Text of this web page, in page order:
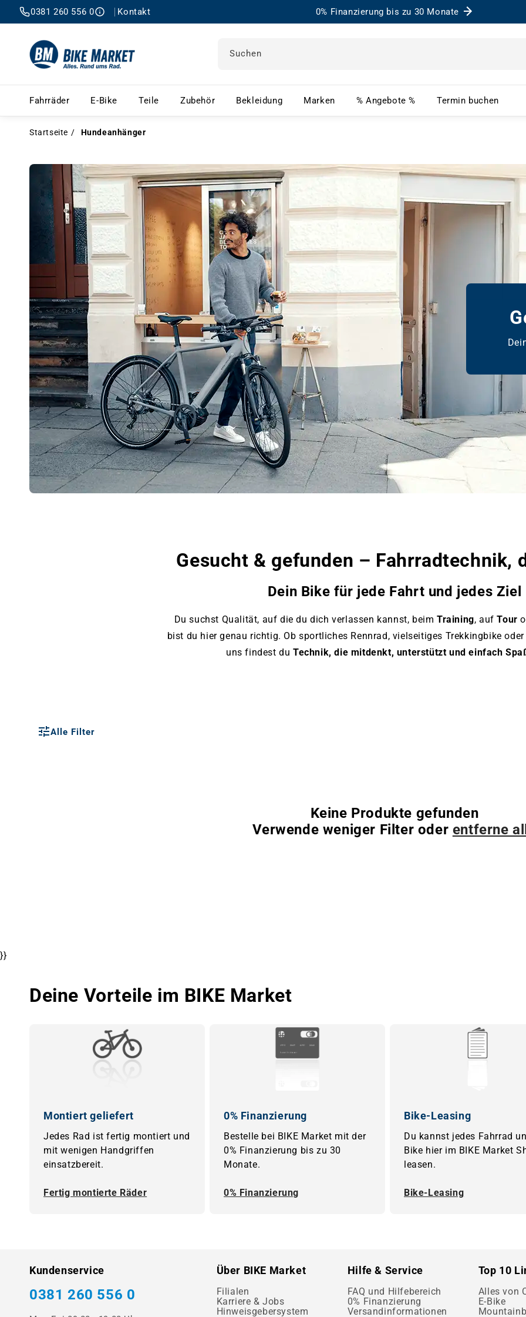
0381 260 556 0 Kontakt 0% Finanzierung bis zu 30 Monate
Suchen
Fahrräder Fahrräder – Menü öffnen
E-Bike E-Bike – Menü öffnen
Teile Teile – Menü öffnen
Zubehör Zubehör – Menü öffnen
Bekleidung Bekleidung – Menü öffnen
Marken Marken – Menü öffnen
% Angebote % % Angebote % – Menü
Termin buchen
Startseite Hundeanhänger
Gesucht & gefunden – Fahrradtechnik,
Dein Bike für jede Fahrt und jedes Ziel
Du suchst Qualität, auf die du dich verlassen kannst, beim Training, aufTour
bist du hier genau richtig. Ob sportliches Rennrad, vielseitiges Trekkingbike
uns findest duTechnik, die mitdenkt, unterstützt und einfach
Alle Filter
Keine Produkte gefunden
Verwende weniger Filter oder entferne
}}
Deine Vorteile im BIKE Market
Montiert geliefert
Jedes Rad ist fertig montiert und
mit wenigen Handgriffen
einsatzbereit.
Fertig montierte Räder
0% Finanzierung
Bestelle bei BIKE Market mit der
0% Finanzierung bis zu 30
Monate.
0% Finanzierung
Bike-Leasing
Du kannst jedes Fahrrad
Bike hier im BIKE Market
leasen.
Bike-Leasing
Kundenservice
0381 260 556 0
Über BIKE Market
Filialen
Karriere & Jobs
Hinweisgebersystem
Hilfe & Service
FAQ und Hilfebereich
0% Finanzierung
Versandinformationen
Top 10
Alles von
E-Bike